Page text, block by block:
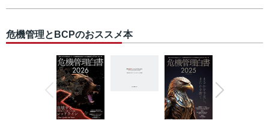
危機管理とBCPのおススメ本